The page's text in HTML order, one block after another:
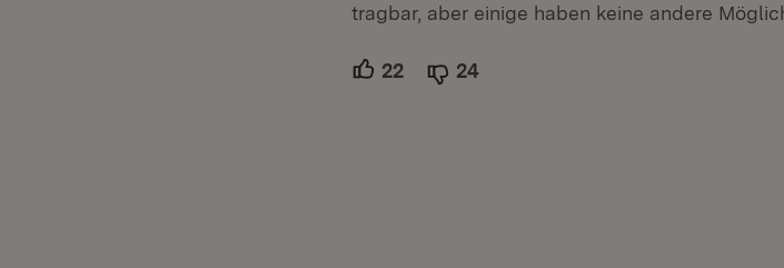
tragbar, aber einige haben keine andere
22 Unterstützer.
24